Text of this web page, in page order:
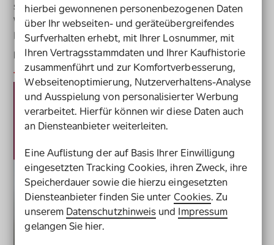
sind leicht zu zerstreuen. Ein Versuch lohnt sich also!
Wir zeigen Ihnen zehn Gründe, Menschen mit
Behinderung zu beschäftigen.
Download
Jetzt herunterladen10 Gründe Menschen mit
hierbei gewonnenen personenbezogenen Daten
über Ihr webseiten- und geräteübergreifendes
Surfverhalten erhebt, mit Ihrer Losnummer, mit
Ihren Vertragsstammdaten und Ihrer Kaufhistorie
zusammenführt und zur Komfortverbesserung,
Webseitenoptimierung, Nutzerverhaltens-Analyse
und Ausspielung von personalisierter Werbung
verarbeitet. Hierfür können wir diese Daten auch
an Diensteanbieter weiterleiten.
Eine Auflistung der auf Basis Ihrer Einwilligung
eingesetzten Tracking Cookies, ihren Zweck, ihre
Speicherdauer sowie die hierzu eingesetzten
Diensteanbieter finden Sie unter Cookies. Zu
unserem Datenschutzhinweis und Impressum
gelangen Sie hier.